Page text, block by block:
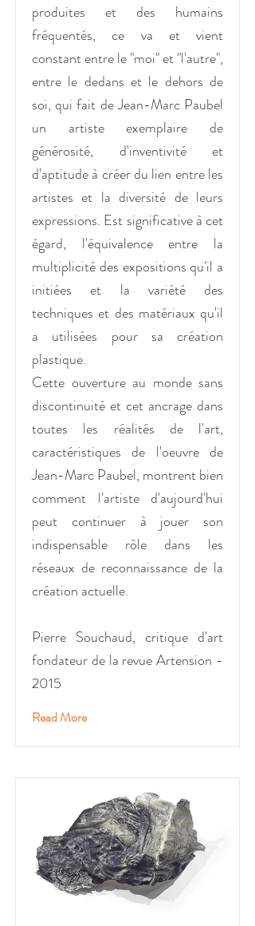
produites et des humains
fréquentés, ce va et vient
constant entre le "moi" et "l'autre",
entre le dedans et le dehors de
soi, qui fait de Jean-Marc Paubel
un artiste exemplaire de
générosité, d'inventivité et
d'aptitude à créer du lien entre les
artistes et la diversité de leurs
expressions. Est significative à cet
égard, l'équivalence entre la
multiplicité des expositions qu'il a
initiées et la variété des
techniques et des matériaux qu'il
a utilisées pour sa création
plastique.
Cette ouverture au monde sans
discontinuité et cet ancrage dans
toutes les réalités de l'art,
caractéristiques de l'oeuvre de
Jean-Marc Paubel, montrent bien
comment l'artiste d'aujourd'hui
peut continuer à jouer son
indispensable rôle dans les
réseaux de reconnaissance de la
création actuelle.
Pierre Souchaud, critique d'art
fondateur de la revue Artension -
2015
Read More